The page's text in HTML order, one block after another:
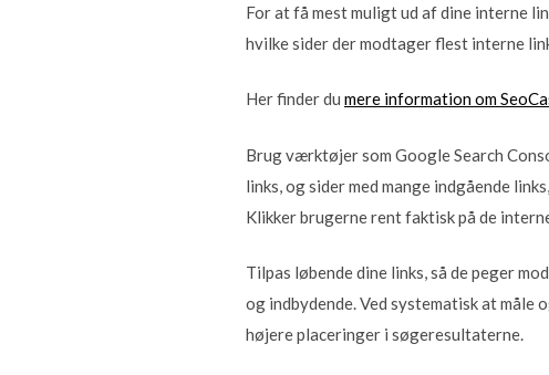
For at få mest muligt ud af dine interne
hvilke sider der modtager flest interne
Her finder du mere information om
Brug værktøjer som Google Search
links, og sider med mange indgående
Klikker brugerne rent faktisk på de
Tilpas løbende dine links, så de peger
og indbydende. Ved systematisk at
højere placeringer i søgeresultaterne.